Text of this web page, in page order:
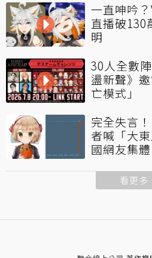
一直呻吟
直播破130
明
30人全數
盪新聲》
亡模式」
完全失言
者喊「大
國網友集
看更多